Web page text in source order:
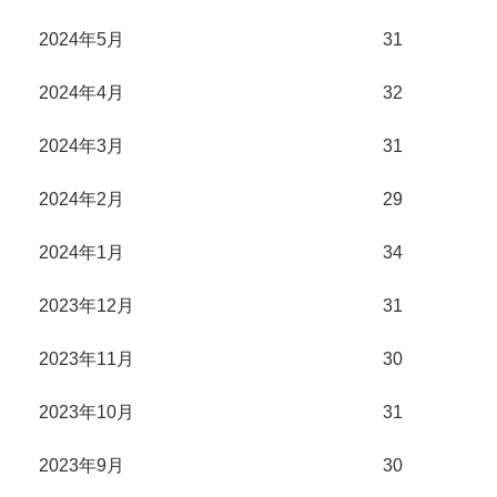
2024年5月 31
2024年4月 32
2024年3月 31
2024年2月 29
2024年1月 34
2023年12月 31
2023年11月 30
2023年10月 31
2023年9月 30